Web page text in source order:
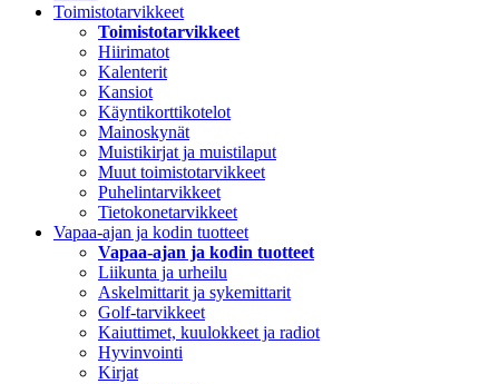
Toimistotarvikkeet
Toimistotarvikkeet
Hiirimatot
Kalenterit
Kansiot
Käyntikorttikotelot
Mainoskynät
Muistikirjat ja muistilaput
Muut toimistotarvikkeet
Puhelintarvikkeet
Tietokonetarvikkeet
Vapaa-ajan ja kodin tuotteet
Vapaa-ajan ja kodin tuotteet
Liikunta ja urheilu
Askelmittarit ja sykemittarit
Golf-tarvikkeet
Kaiuttimet, kuulokkeet ja radiot
Hyvinvointi
Kirjat